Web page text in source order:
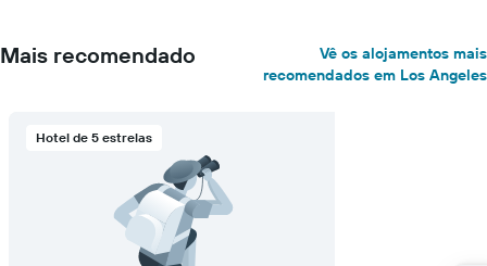
Mais recomendado
Vê os alojamentos mais
recomendados em Los Angeles
Hotel de 5 estrelas